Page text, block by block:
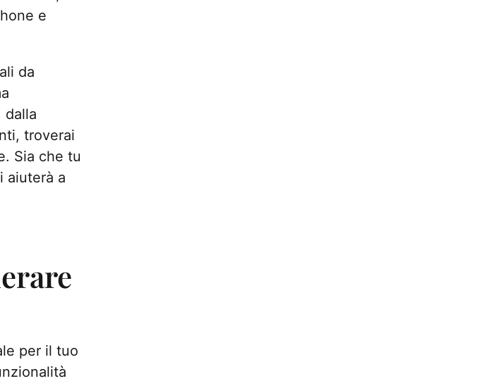
e
da
dalla
troverai
Sia che tu
aiuterà a
per il tuo